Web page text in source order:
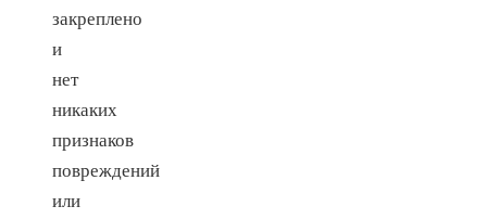
закреплено
и
нет
никаких
признаков
повреждений
или